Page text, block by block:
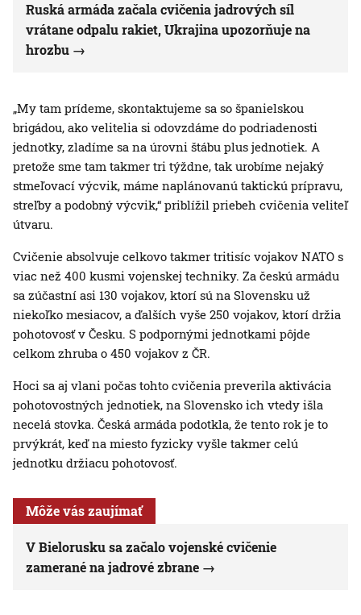
Ruská armáda začala cvičenia jadrových síl
vrátane odpalu rakiet, Ukrajina upozorňuje na
hrozbu
„My tam prídeme, skontaktujeme sa so španielskou
brigádou, ako velitelia si odovzdáme do podriadenosti
jednotky, zladíme sa na úrovni štábu plus jednotiek. A
pretože sme tam takmer tri týždne, tak urobíme nejaký
stmeľovací výcvik, máme naplánovanú taktickú prípravu,
streľby a podobný výcvik,“ priblížil priebeh cvičenia veliteľ
útvaru.
Cvičenie absolvuje celkovo takmer tritisíc vojakov NATO s
viac než 400 kusmi vojenskej techniky. Za českú armádu
sa zúčastní asi 130 vojakov, ktorí sú na Slovensku už
niekoľko mesiacov, a ďalších vyše 250 vojakov, ktorí držia
pohotovosť v Česku. S podpornými jednotkami pôjde
celkom zhruba o 450 vojakov z ČR.
Hoci sa aj vlani počas tohto cvičenia preverila aktivácia
pohotovostných jednotiek, na Slovensko ich vtedy išla
necelá stovka. Česká armáda podotkla, že tento rok je to
prvýkrát, keď na miesto fyzicky vyšle takmer celú
jednotku držiacu pohotovosť.
Môže vás zaujímať
V Bielorusku sa začalo vojenské cvičenie
zamerané na jadrové zbrane